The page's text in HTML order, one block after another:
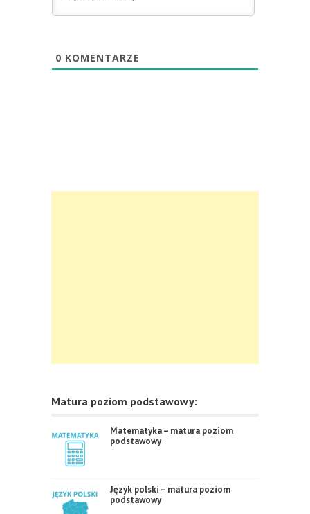
0 KOMENTARZE
Matura poziom podstawowy:
Matematyka – matura poziom
podstawowy
Język polski – matura poziom
podstawowy